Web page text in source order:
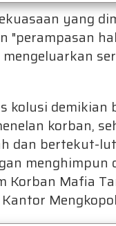
yang
"perampasan
mengeluarkan
kolusi
korban,
dan bertekut-
Korban Mafia